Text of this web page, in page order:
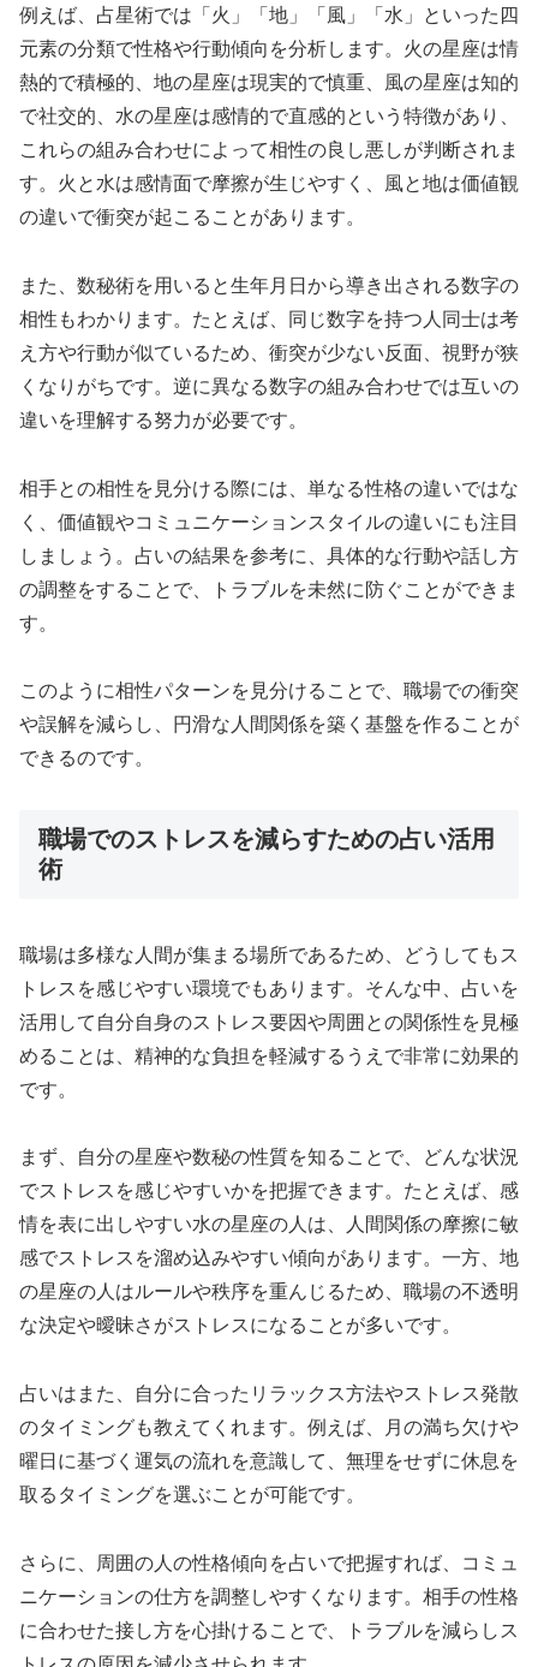
例えば、占星術では「火」「地」「風」「水」といった四
元素の分類で性格や行動傾向を分析します。火の星座は情
熱的で積極的、地の星座は現実的で慎重、風の星座は知的
で社交的、水の星座は感情的で直感的という特徴があり、
これらの組み合わせによって相性の良し悪しが判断されま
す。火と水は感情面で摩擦が生じやすく、風と地は価値観
の違いで衝突が起こることがあります。
また、数秘術を用いると生年月日から導き出される数字の
相性もわかります。たとえば、同じ数字を持つ人同士は考
え方や行動が似ているため、衝突が少ない反面、視野が狭
くなりがちです。逆に異なる数字の組み合わせでは互いの
違いを理解する努力が必要です。
相手との相性を見分ける際には、単なる性格の違いではな
く、価値観やコミュニケーションスタイルの違いにも注目
しましょう。占いの結果を参考に、具体的な行動や話し方
の調整をすることで、トラブルを未然に防ぐことができま
す。
このように相性パターンを見分けることで、職場での衝突
や誤解を減らし、円滑な人間関係を築く基盤を作ることが
できるのです。
職場でのストレスを減らすための占い活用
術
職場は多様な人間が集まる場所であるため、どうしてもス
トレスを感じやすい環境でもあります。そんな中、占いを
活用して自分自身のストレス要因や周囲との関係性を見極
めることは、精神的な負担を軽減するうえで非常に効果的
です。
まず、自分の星座や数秘の性質を知ることで、どんな状況
でストレスを感じやすいかを把握できます。たとえば、感
情を表に出しやすい水の星座の人は、人間関係の摩擦に敏
感でストレスを溜め込みやすい傾向があります。一方、地
の星座の人はルールや秩序を重んじるため、職場の不透明
な決定や曖昧さがストレスになることが多いです。
占いはまた、自分に合ったリラックス方法やストレス発散
のタイミングも教えてくれます。例えば、月の満ち欠けや
曜日に基づく運気の流れを意識して、無理をせずに休息を
取るタイミングを選ぶことが可能です。
さらに、周囲の人の性格傾向を占いで把握すれば、コミュ
ニケーションの仕方を調整しやすくなります。相手の性格
に合わせた接し方を心掛けることで、トラブルを減らしス